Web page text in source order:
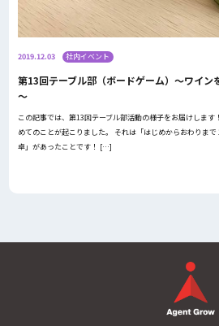
2019.12.03 社内イベント
第13回テーブル部（ボードゲーム）～ワイン
～
この記事では、第13回テーブル部活動の様子をお届けしま
めてのことが起こりました。 それは「はじめからおわりま
卓」があったことです！ […]